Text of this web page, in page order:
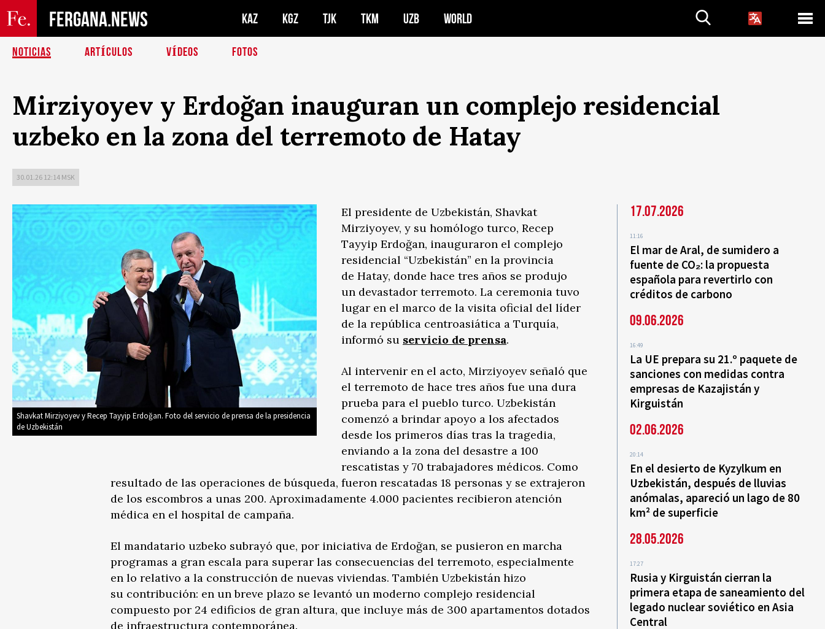
FERGANA.NEWS KAZ KGZ TJK TKM UZB WORLD
NOTICIAS ARTÍCULOS VÍDEOS FOTOS
Mirziyoyev y Erdoğan inauguran un complejo residencial
uzbeko en la zona del terremoto de Hatay
30.01.26 12:14 MSK
Shavkat Mirziyoyev y Recep Tayyip Erdoğan. Foto del servicio de prensa de la presidencia
de Uzbekistán
El presidente de Uzbekistán, Shavkat
Mirziyoyev, y su homólogo turco, Recep
Tayyip Erdoğan, inauguraron el complejo
residencial “Uzbekistán” en la provincia
de Hatay, donde hace tres años se produjo
un devastador terremoto. La ceremonia tuvo
lugar en el marco de la visita oficial del líder
de la república centroasiática a Turquía,
informó su servicio de prensa.
Al intervenir en el acto, Mirziyoyev señaló que
el terremoto de hace tres años fue una dura
prueba para el pueblo turco. Uzbekistán
comenzó a brindar apoyo a los afectados
desde los primeros días tras la tragedia,
enviando a la zona del desastre a 100
rescatistas y 70 trabajadores médicos. Como
resultado de las operaciones de búsqueda, fueron rescatadas 18 personas y se extrajeron
de los escombros a unas 200. Aproximadamente 4.000 pacientes recibieron atención
médica en el hospital de campaña.
El mandatario uzbeko subrayó que, por iniciativa de Erdoğan, se pusieron en marcha
programas a gran escala para superar las consecuencias del terremoto, especialmente
en lo relativo a la construcción de nuevas viviendas. También Uzbekistán hizo
su contribución: en un breve plazo se levantó un moderno complejo residencial
compuesto por 24 edificios de gran altura, que incluye más de 300 apartamentos dotados
de infraestructura contemporánea.
17.07.2026
11:16
El mar de Aral, de sumidero a
fuente de CO₂: la propuesta
española para revertirlo con
créditos de carbono
09.06.2026
16:49
La UE prepara su 21.º paquete de
sanciones con medidas contra
empresas de Kazajistán y
Kirguistán
02.06.2026
20:14
En el desierto de Kyzylkum en
Uzbekistán, después de lluvias
anómalas, apareció un lago de 80
km² de superficie
28.05.2026
17:27
Rusia y Kirguistán cierran la
primera etapa de saneamiento del
legado nuclear soviético en Asia
Central